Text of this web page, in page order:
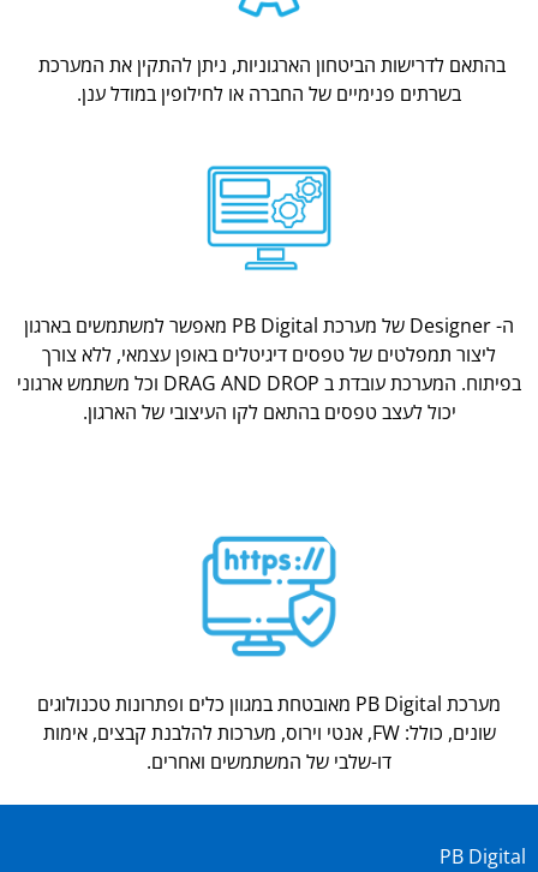
בהתאם לדרישות הביטחון הארגוניות, ניתן להתקין את המערכת
בשרתים פנימיים של החברה או לחילופין במודל ענן.
ה- Designer של מערכת PB Digital מאפשר למשתמשים בארגון
ליצור תמפלטים של טפסים דיגיטלים באופן עצמאי, ללא צורך
בפיתוח. המערכת עובדת ב DRAG AND DROP וכל משתמש ארגוני
יכול לעצב טפסים בהתאם לקו העיצובי של הארגון.
מערכת PB Digital מאובטחת במגוון כלים ופתרונות טכנולוגים
שונים, כולל: FW, אנטי וירוס, מערכות להלבנת קבצים, אימות
דו-שלבי של המשתמשים ואחרים.
PB Digital